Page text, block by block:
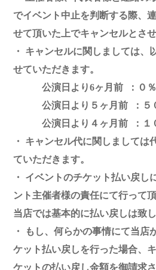
でイベント中止を判断する際、
せて頂いた上でキャンセルとさ
・ キャンセルに関しましては、
せていただきます。
公演日より6ヶ月前 ：０％
公演日より５ヶ月前 ：５
公演日より４ヶ月前 ：１
・ キャンセル代に関しましては
ていただきます。
・ イベントのチケット払い戻し
ント主催者様の責任にて行って頂
当店では基本的に払い戻しは致し
・ もし、何らかの事情にて当店
ケット払い戻しを行った場合、
ケットの払い戻し金額を御請求